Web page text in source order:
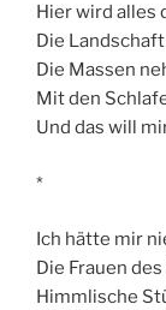
Hier wird alles
Die
Die Massen
Mit den
Und das will
*
Ich hätte mir
Die Frauen
Himmlische